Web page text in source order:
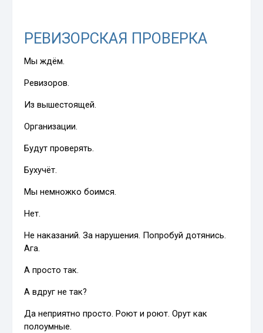
РЕВИЗОРСКАЯ ПРОВЕРКА
Мы ждём.
Ревизоров.
Из вышестоящей.
Организации.
Будут проверять.
Бухучёт.
Мы немножко боимся.
Нет.
Не наказаний. За нарушения. Попробуй дотянись.
Ага.
А просто так.
А вдруг не так?
Да неприятно просто. Роют и роют. Орут как
полоумные.